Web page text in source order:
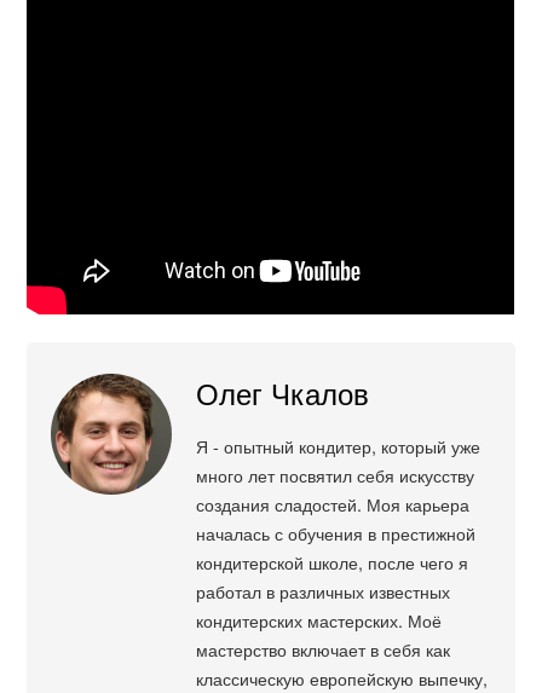
Олег Чкалов
Я - опытный кондитер, который уже
много лет посвятил себя искусству
создания сладостей. Моя карьера
началась с обучения в престижной
кондитерской школе, после чего я
работал в различных известных
кондитерских мастерских. Моё
мастерство включает в себя как
классическую европейскую выпечку,